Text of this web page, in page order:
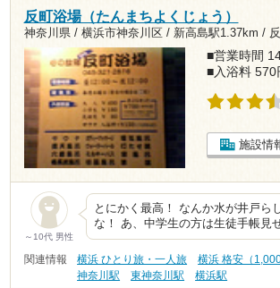
反町浴場（たんまちよくじょう）
神奈川県 / 横浜市神奈川区 / 新高島駅1.37km /
■営業時間
■入浴料 570
施設情
～10代 男性
とにかく最高！ なんか水が井戸ら
な！ あ、中学生の方は生徒手帳
関連情報 横浜 ひとり旅・一人旅 横浜 格安（
神奈川駅
東神奈川駅 横浜駅